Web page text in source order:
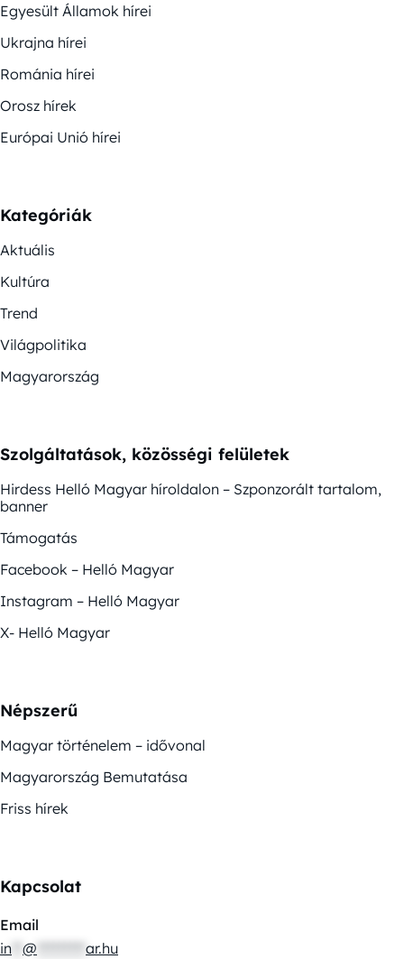
Egyesült Államok hírei
Ukrajna hírei
Románia hírei
Orosz hírek
Európai Unió hírei
Kategóriák
Aktuális
Kultúra
Trend
Világpolitika
Magyarország
Szolgáltatások, közösségi felületek
Hirdess Helló Magyar híroldalon – Szponzorált tartalom,
banner
Támogatás
Facebook – Helló Magyar
Instagram – Helló Magyar
X- Helló Magyar
Népszerű
Magyar történelem – idővonal
Magyarország Bemutatása
Friss hírek
Kapcsolat
Email
in @ ar.hu